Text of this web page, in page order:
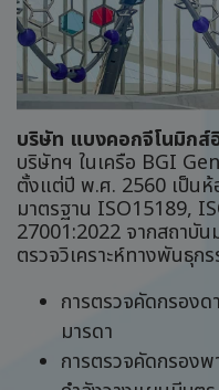
บริษัท แบงคอกจีโนมิกส์
บริษัทฯ ในเครือ BGI
ตั้งแต่ปี พ.ศ. 2560 เป็น
มาตรฐาน ISO15189,
27001:2022 จากสถาบั
ตรวจวิเคราะห์ทางพันธุก
การตรวจคัดกรองด
มารดา
การตรวจคัดกรอง